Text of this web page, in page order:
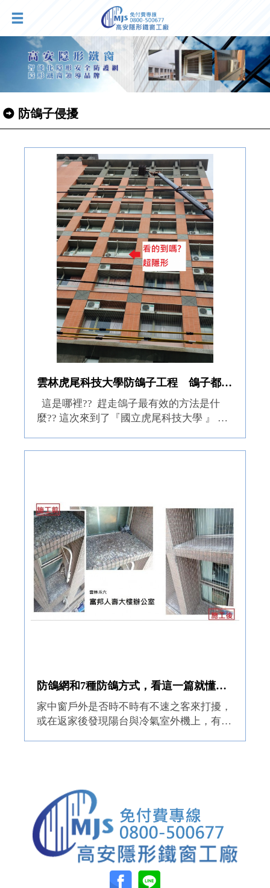
防鴿子侵擾
雲林虎尾科技大學防鴿子工程 鴿子都趕走了? 交給專業的來~隱形鐵窗防鴿網，耐用，隔絕鴿糞，住家乾淨又舒服！！
麼?? 這次來到了『國立虎尾科技大學 』 其
防鴿網和7種防鴿方式，看這一篇就懂了！
家中窗戶外是否時不時有不速之客來打擾，
或在返家後發現陽台與冷氣室外機上，有著